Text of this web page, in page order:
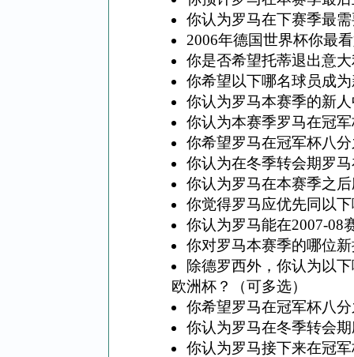
你认为罗马在下赛季最
2006年德国世界杯你最
你是否希望托蒂退出意
你希望以下哪名球员成
你认为罗马本赛季的新
你认为本赛季罗马在冠
你希望罗马在冠军杯八
你认为在冬季转会期罗
你认为罗马在本赛季之
你觉得罗马应优先同以
你认为罗马能在2007-08
你对罗马本赛季的哪位
除德罗西外，你认为以
欧洲杯？（可多选）
你希望罗马在冠军杯八
你认为罗马在冬季转会
你认为罗马接下来在冠